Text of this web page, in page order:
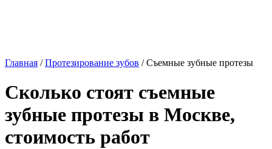
Главная /Протезирование зубов /Съемные зубные протезы
Сколько стоят съемные
зубные протезы в Москве,
стоимость работ